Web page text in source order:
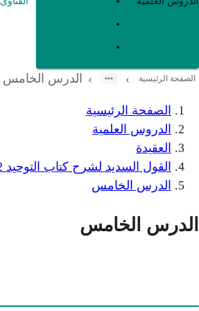
الصفحة الرئيسية ›
› الدرس الخامس
الصفحة الرئيسية
الدروس العلمية
العقيدة
القول السديد لشرح كتاب التوحيد 1432هـ
الدرس الخامس
الدرس الخامس